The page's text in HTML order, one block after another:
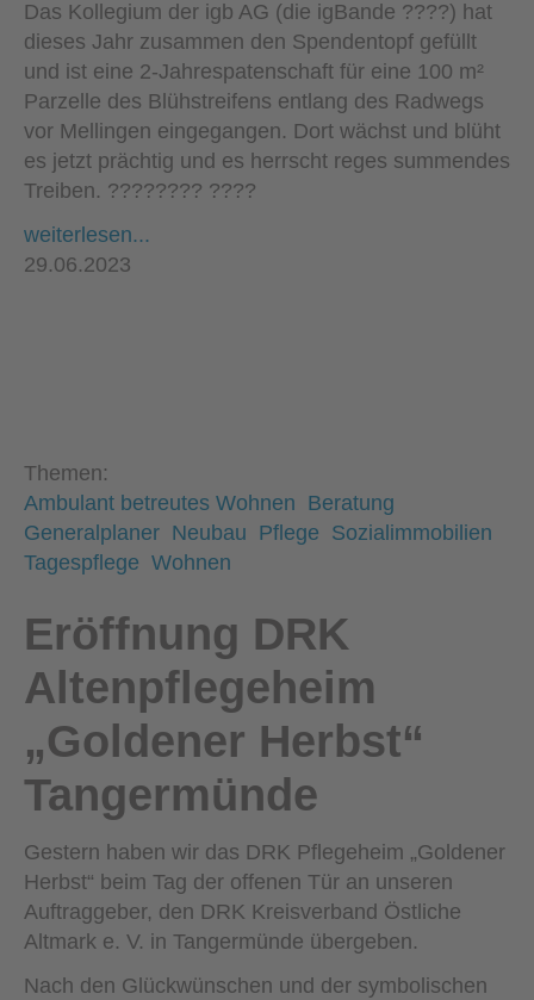
Das Kollegium der igb AG (die igBande ????) hat
dieses Jahr zusammen den Spendentopf gefüllt
und ist eine 2-Jahrespatenschaft für eine 100 m²
Parzelle des Blühstreifens entlang des Radwegs
vor Mellingen eingegangen. Dort wächst und blüht
es jetzt prächtig und es herrscht reges summendes
Treiben. ???????? ????
weiterlesen...
29.06.2023
Themen:
Ambulant betreutes Wohnen Beratung
Generalplaner Neubau Pflege Sozialimmobilien
Tagespflege Wohnen
Eröffnung DRK
Altenpflegeheim
„Goldener Herbst“
Tangermünde
Gestern haben wir das DRK Pflegeheim „Goldener
Herbst“ beim Tag der offenen Tür an unseren
Auftraggeber, den DRK Kreisverband Östliche
Altmark e. V. in Tangermünde übergeben.
Nach den Glückwünschen und der symbolischen